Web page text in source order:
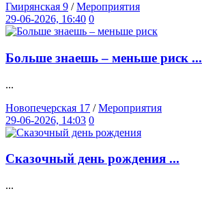
Гмирянская 9 /Мероприятия
29-06-2026, 16:40 0
Больше знаешь – меньше риск ...
...
Новопечерская 17 /Мероприятия
29-06-2026, 14:03 0
Сказочный день рождения ...
...